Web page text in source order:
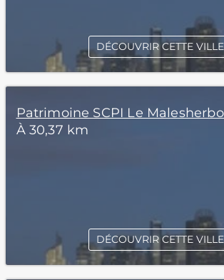
DÉCOUVRIR CETTE VILLE
Patrimoine SCPI Le
À 30,37 km
DÉCOUVRIR CETTE VILLE